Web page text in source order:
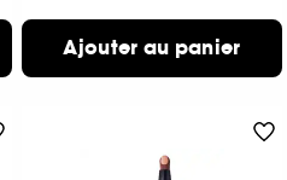
Ajouter au panier